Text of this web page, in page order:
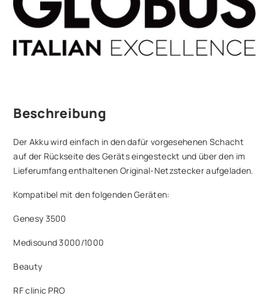
Beschreibung
Der Akku wird einfach in den dafür vorgesehenen Schacht
auf der Rückseite des Geräts eingesteckt und über den im
Lieferumfang enthaltenen Original-Netzstecker aufgeladen.
Kompatibel mit den folgenden Geräten:
Genesy 3500
Medisound 3000/1000
Beauty
RF clinic PRO